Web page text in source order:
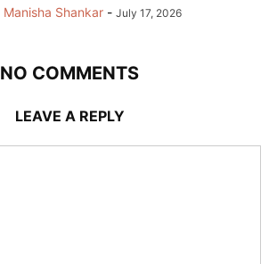
Manisha Shankar - July 17, 2026
NO COMMENTS
LEAVE A REPLY